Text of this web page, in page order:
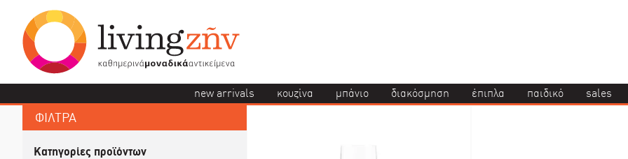
new arrivals κουζίνα μπάνιο διακόσμηση έπιπλα παιδικό sales
ΦΙΛΤΡΑ
Κατηγορίες προϊόντων